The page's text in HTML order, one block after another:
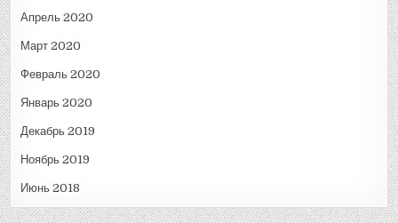
Апрель 2020
Март 2020
Февраль 2020
Январь 2020
Декабрь 2019
Ноябрь 2019
Июнь 2018